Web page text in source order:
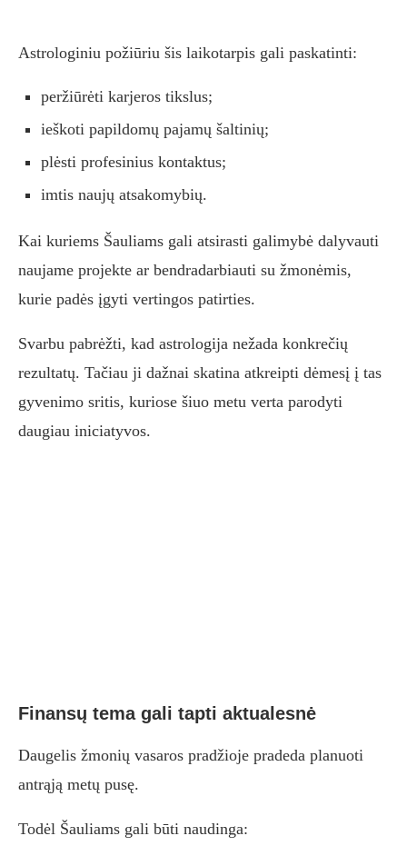
Astrologiniu požiūriu šis laikotarpis gali paskatinti:
peržiūrėti karjeros tikslus;
ieškoti papildomų pajamų šaltinių;
plėsti profesinius kontaktus;
imtis naujų atsakomybių.
Kai kuriems Šauliams gali atsirasti galimybė dalyvauti
naujame projekte ar bendradarbiauti su žmonėmis,
kurie padės įgyti vertingos patirties.
Svarbu pabrėžti, kad astrologija nežada konkrečių
rezultatų. Tačiau ji dažnai skatina atkreipti dėmesį į tas
gyvenimo sritis, kuriose šiuo metu verta parodyti
daugiau iniciatyvos.
Finansų tema gali tapti aktualesnė
Daugelis žmonių vasaros pradžioje pradeda planuoti
antrąją metų pusę.
Todėl Šauliams gali būti naudinga: